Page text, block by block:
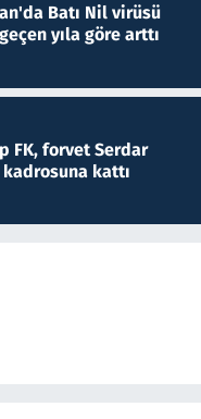
Batı Nil virüsü
yıla göre arttı
FK, forvet Serdar
kattı